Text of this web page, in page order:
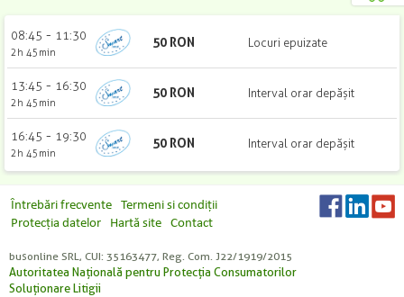
Iasi
Suceava
- + - + - +
08:45 - 11:30
2h 45min
50 RON Locuri epuizate
13:45 - 16:30
2h 45min
50 RON Interval orar depășit
16:45 - 19:30
2h 45min
50 RON Interval orar depășit
Întrebări frecvente
Termeni si condiții
Protecția datelor
Hartă site Contact
busonline SRL, CUI: 35163477, Reg. Com. J22/1919/2015
Autoritatea Națională pentru Protecția Consumatorilor
Soluționare Litigii